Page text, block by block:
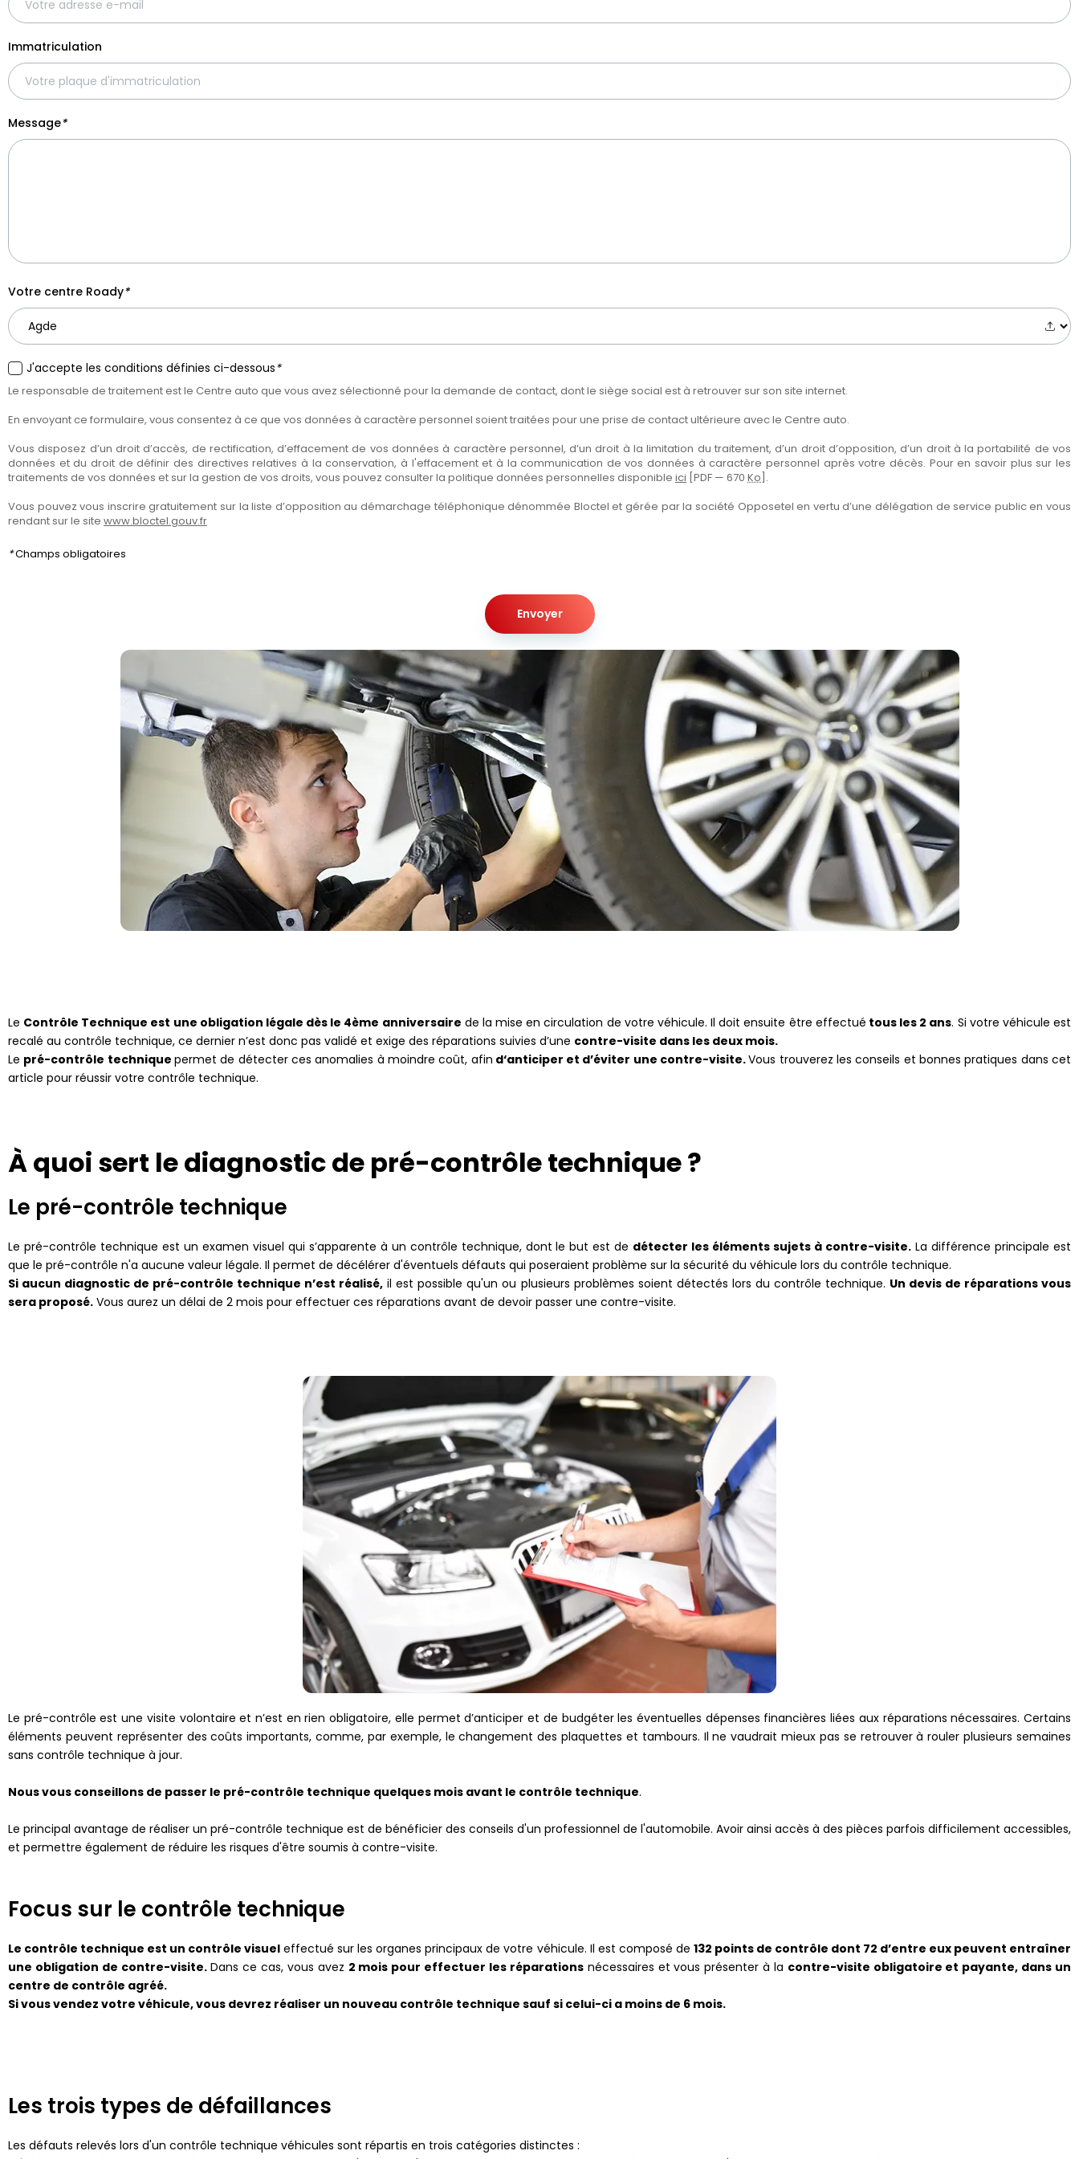
Immatriculation
Message*
Votre centre Roady*
J'accepte les conditions définies ci-dessous*
Le responsable de traitement est le Centre auto que vous avez sélectionné pour la demande de contact, dont le siège social est à retrouver sur son site internet.
En envoyant ce formulaire, vous consentez à ce que vos données à caractère personnel soient traitées pour une prise de contact ultérieure avec le Centre auto.
Vous disposez d’un droit d’accès, de rectification, d’effacement de vos données à caractère personnel, d’un droit à la limitation du traitement, d’un droit d’opposition, d’un droit à la portabilité de vos
données et du droit de définir des directives relatives à la conservation, à l'effacement et à la communication de vos données à caractère personnel après votre décès. Pour en savoir plus sur les
traitements de vos données et sur la gestion de vos droits, vous pouvez consulter la politique données personnelles disponible ici [PDF — 670 Ko].
Vous pouvez vous inscrire gratuitement sur la liste d’opposition au démarchage téléphonique dénommée Bloctel et gérée par la société Opposetel en vertu d’une délégation de service public en vous
rendant sur le site www.bloctel.gouv.fr
*Champs obligatoires
Envoyer
Le Contrôle Technique est une obligation légale dès le 4ème anniversaire de la mise en circulation de votre véhicule. Il doit ensuite être effectué tous les 2 ans. Si votre véhicule est
recalé au contrôle technique, ce dernier n’est donc pas validé et exige des réparations suivies d’une contre-visite dans les deux mois.
Le pré-contrôle technique permet de détecter ces anomalies à moindre coût, afin d‘anticiper et d’éviter une contre-visite.Vous trouverez les conseils et bonnes pratiques dans cet
article pour réussir votre contrôle technique.
À quoi sert le diagnostic de pré-contrôle technique ?
Le pré-contrôle technique
Le pré-contrôle technique est un examen visuel qui s’apparente à un contrôle technique, dont le but est de détecter les éléments sujets à contre-visite. La différence principale est
que le pré-contrôle n'a aucune valeur légale. Il permet de décélérer d'éventuels défauts qui poseraient problème sur la sécurité du véhicule lors du contrôle technique.
Si aucun diagnostic de pré-contrôle technique n’est réalisé, il est possible qu'un ou plusieurs problèmes soient détectés lors du contrôle technique. Un devis de réparations vous
sera proposé. Vous aurez un délai de 2 mois pour effectuer ces réparations avant de devoir passer une contre-visite.
Le pré-contrôle est une visite volontaire et n’est en rien obligatoire, elle permet d’anticiper et de budgéter les éventuelles dépenses financières liées aux réparations nécessaires. Certains
éléments peuvent représenter des coûts importants, comme, par exemple, le changement des plaquettes et tambours. Il ne vaudrait mieux pas se retrouver à rouler plusieurs semaines
sans contrôle technique à jour.
Nous vous conseillons de passer le pré-contrôle technique quelques mois avant le contrôle technique.
Le principal avantage de réaliser un pré-contrôle technique est de bénéficier des conseils d'un professionnel de l'automobile. Avoir ainsi accès à des pièces parfois difficilement accessibles,
et permettre également de réduire les risques d'être soumis à contre-visite.
Focus sur le contrôle technique
Le contrôle technique est un contrôle visuel effectué sur les organes principaux de votre véhicule. Il est composé de 132 points de contrôle dont 72 d’entre eux peuvent entraîner
une obligation de contre-visite.Dans ce cas, vous avez 2 mois pour effectuer les réparationsnécessaires et vous présenter à la contre-visite obligatoire et payante, dans un
centre de contrôle agréé.
Si vous vendez votre véhicule, vous devrez réaliser un nouveau contrôle technique sauf si celui-ci a moins de 6 mois.
Les trois types de défaillances
Les défauts relevés lors d'un contrôle technique véhicules sont répartis en trois catégories distinctes :